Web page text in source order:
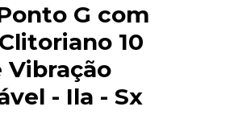
G com
10
Vibração
- Ila - Sx